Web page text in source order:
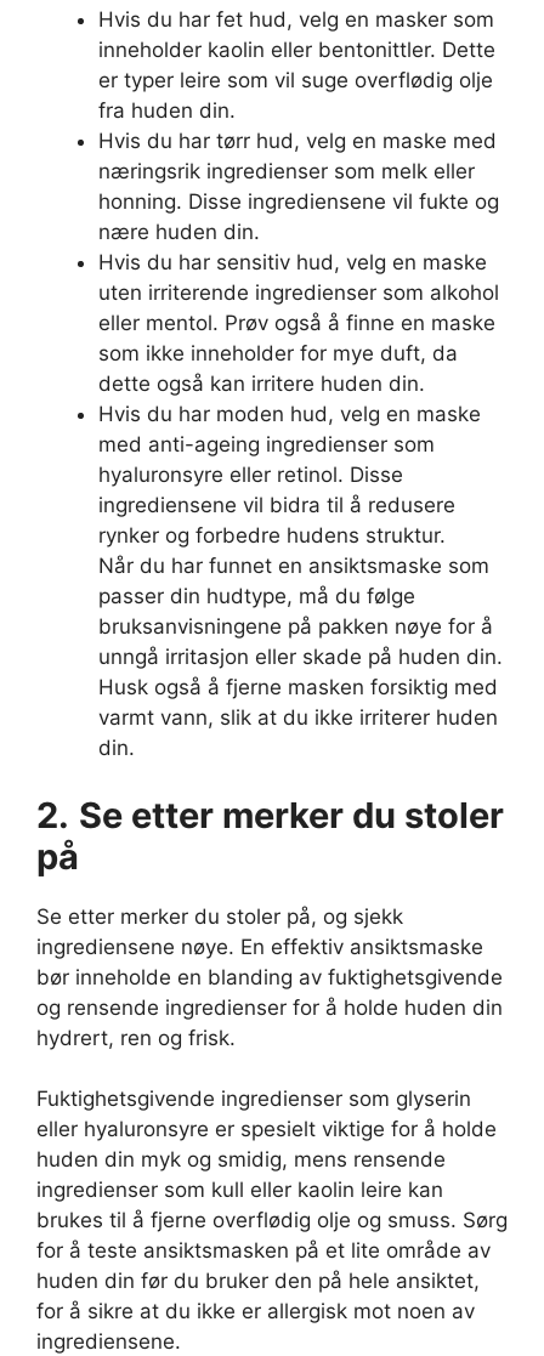
Hvis du har fet hud, velg en masker som
inneholder kaolin eller bentonittler. Dette
er typer leire som vil suge overflødig olje
fra huden din.
Hvis du har tørr hud, velg en maske med
næringsrik ingredienser som melk eller
honning. Disse ingrediensene vil fukte og
nære huden din.
Hvis du har sensitiv hud, velg en maske
uten irriterende ingredienser som alkohol
eller mentol. Prøv også å finne en maske
som ikke inneholder for mye duft, da
dette også kan irritere huden din.
Hvis du har moden hud, velg en maske
med anti-ageing ingredienser som
hyaluronsyre eller retinol. Disse
ingrediensene vil bidra til å redusere
rynker og forbedre hudens struktur.
Når du har funnet en ansiktsmaske som
passer din hudtype, må du følge
bruksanvisningene på pakken nøye for å
unngå irritasjon eller skade på huden din.
Husk også å fjerne masken forsiktig med
varmt vann, slik at du ikke irriterer huden
din.
2. Se etter merker du stoler
på
Se etter merker du stoler på, og sjekk
ingrediensene nøye. En effektiv ansiktsmaske
bør inneholde en blanding av fuktighetsgivende
og rensende ingredienser for å holde huden din
hydrert, ren og frisk.
Fuktighetsgivende ingredienser som glyserin
eller hyaluronsyre er spesielt viktige for å holde
huden din myk og smidig, mens rensende
ingredienser som kull eller kaolin leire kan
brukes til å fjerne overflødig olje og smuss. Sørg
for å teste ansiktsmasken på et lite område av
huden din før du bruker den på hele ansiktet,
for å sikre at du ikke er allergisk mot noen av
ingrediensene.